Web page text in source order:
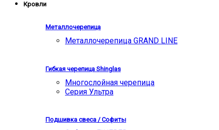
Кровли
Металлочерепица
Металлочерепица GRAND LINE
Гибкая черепица Shinglas
Многослойная черепица
Серия Ультра
Подшивка свеса / Софиты